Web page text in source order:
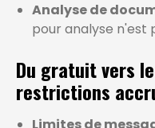
Analyse de
pour analyse n'est
Du gratuit vers
restrictions